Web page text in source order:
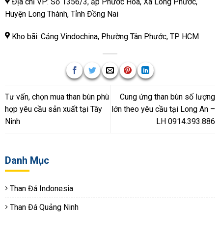
Danh Mục
Than Đá Indonesia
Than Đá Quảng Ninh
Huyện Long Thành, Tỉnh Đồng Nai
Kho bãi: Cảng Vindochina, Phường Tân Phước, TP HCM
Tư vấn, chọn mua than bùn phù
hợp yêu cầu sản xuất tại Tây
Ninh
Cung ứng than bùn số lượng
lớn theo yêu cầu tại Long An –
LH 0914.393.886